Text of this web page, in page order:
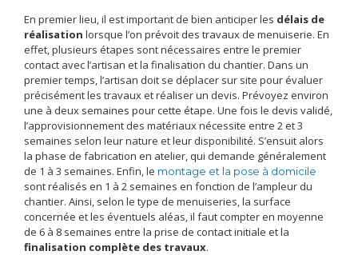
En premier lieu, il est important de bien anticiper les délais de
réalisation lorsque l’on prévoit des travaux de menuiserie. En
effet, plusieurs étapes sont nécessaires entre le premier
contact avec l’artisan et la finalisation du chantier. Dans un
premier temps, l’artisan doit se déplacer sur site pour évaluer
précisément les travaux et réaliser un devis. Prévoyez environ
une à deux semaines pour cette étape. Une fois le devis validé,
l’approvisionnement des matériaux nécessite entre 2 et 3
semaines selon leur nature et leur disponibilité. S’ensuit alors
la phase de fabrication en atelier, qui demande généralement
de 1 à 3 semaines. Enfin, le montage et la pose à domicile
sont réalisés en 1 à 2 semaines en fonction de l’ampleur du
chantier. Ainsi, selon le type de menuiseries, la surface
concernée et les éventuels aléas, il faut compter en moyenne
de 6 à 8 semaines entre la prise de contact initiale et la
finalisation complète des travaux.